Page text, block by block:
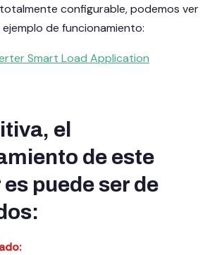
configurable, podemos ver
de funcionamiento:
Smart Load Application
el
de este
puede ser de